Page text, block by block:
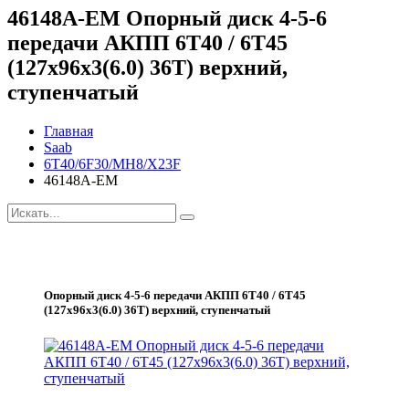
46148A-EM Опорный диск 4-5-6
передачи АКПП 6Т40 / 6Т45
(127х96х3(6.0) 36Т) верхний,
ступенчатый
Главная
Saab
6T40/6F30/MH8/X23F
46148A-EM
Опорный диск 4-5-6 передачи АКПП 6Т40 / 6Т45
(127х96х3(6.0) 36Т) верхний, ступенчатый